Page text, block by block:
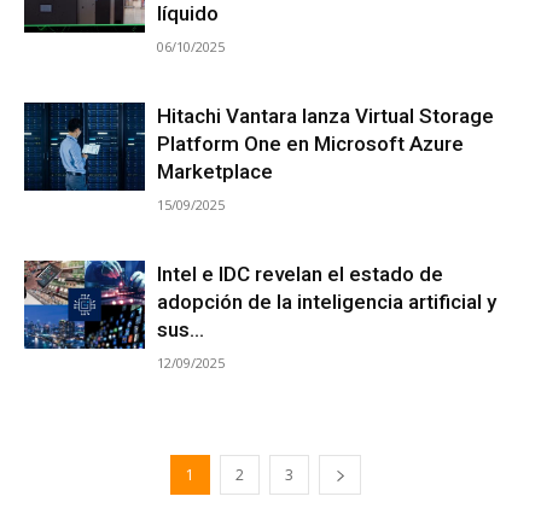
líquido
06/10/2025
Hitachi Vantara lanza Virtual Storage
Platform One en Microsoft Azure
Marketplace
15/09/2025
Intel e IDC revelan el estado de
adopción de la inteligencia artificial y
sus...
12/09/2025
1 2 3